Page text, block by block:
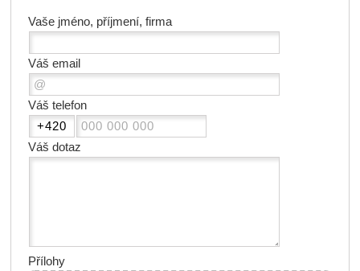
Vaše jméno, příjmení, firma
Váš email
Váš telefon
Váš dotaz
Přílohy